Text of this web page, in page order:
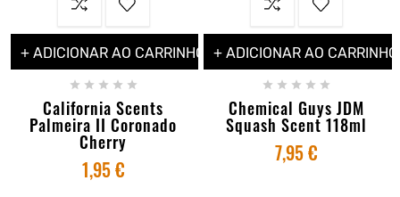
+ ADICIONAR AO CARRINHO
    
California Scents
Palmeira II Coronado
Cherry
1,95 €
+ ADICIONAR AO CARRINHO
    
Chemical Guys JDM
Squash Scent 118ml
7,95 €